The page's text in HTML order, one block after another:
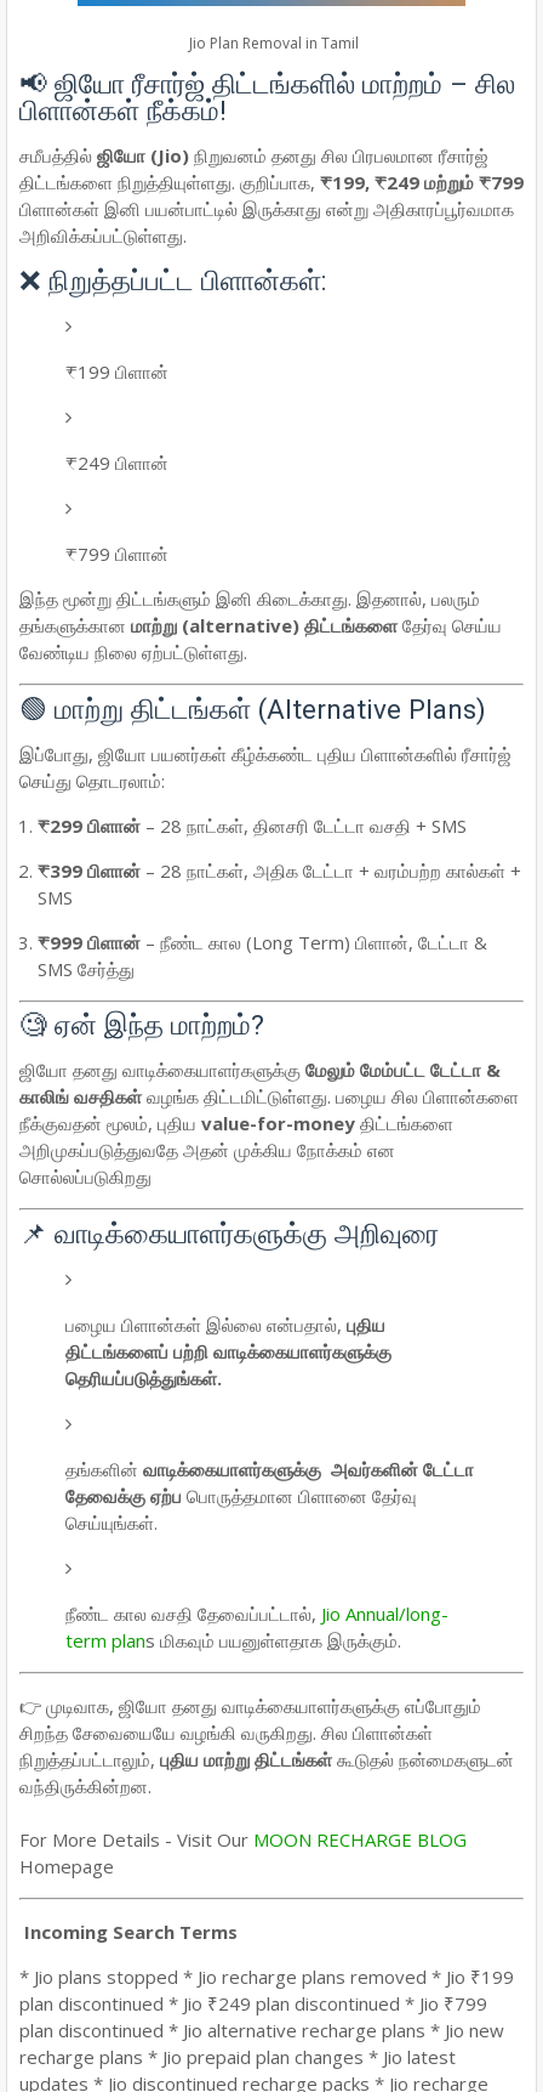
Jio Plan Removal in Tamil
📢 ஜியோ ரீசார்ஜ் திட்டங்களில் மாற்றம் – சில
பிளான்கள் நீக்கம்!
சமீபத்தில் ஜியோ (Jio) நிறுவனம் தனது சில பிரபலமான ரீசார்ஜ்
திட்டங்களை நிறுத்தியுள்ளது. குறிப்பாக, ₹199, ₹249 மற்றும் ₹799
பிளான்கள் இனி பயன்பாட்டில் இருக்காது என்று அதிகாரப்பூர்வமாக
அறிவிக்கப்பட்டுள்ளது.
❌ நிறுத்தப்பட்ட பிளான்கள்:
₹199 பிளான்
₹249 பிளான்
₹799 பிளான்
இந்த மூன்று திட்டங்களும் இனி கிடைக்காது. இதனால், பலரும்
தங்களுக்கான மாற்று (alternative) திட்டங்களைதேர்வு செய்ய
வேண்டிய நிலை ஏற்பட்டுள்ளது.
🟢 மாற்று திட்டங்கள் (Alternative Plans)
இப்போது, ஜியோ பயனர்கள் கீழ்க்கண்ட புதிய பிளான்களில் ரீசார்ஜ்
செய்து தொடரலாம்:
₹299 பிளான் – 28 நாட்கள், தினசரி டேட்டா வசதி + SMS
₹399 பிளான் – 28 நாட்கள், அதிக டேட்டா + வரம்பற்ற கால்கள் +
SMS
₹999 பிளான் – நீண்ட கால (Long Term) பிளான், டேட்டா &
SMS சேர்த்து
🧐 ஏன் இந்த மாற்றம்?
ஜியோ தனது வாடிக்கையாளர்களுக்கு மேலும் மேம்பட்ட டேட்டா &
காலிங் வசதிகள்வழங்க திட்டமிட்டுள்ளது. பழைய சில பிளான்களை
நீக்குவதன் மூலம், புதிய value-for-money திட்டங்களை
அறிமுகப்படுத்துவதே அதன் முக்கிய நோக்கம் என
சொல்லப்படுகிறது
📌 வாடிக்கையாளர்களுக்கு அறிவுரை
பழைய பிளான்கள் இல்லை என்பதால், புதிய
திட்டங்களைப் பற்றி வாடிக்கையாளர்களுக்கு
தெரியப்படுத்துங்கள்.
தங்களின் வாடிக்கையாளர்களுக்கு அவர்களின் டேட்டா
தேவைக்கு ஏற்ப பொருத்தமான பிளானை தேர்வு
செய்யுங்கள்.
நீண்ட கால வசதி தேவைப்பட்டால், Jio Annual/long-
term plans மிகவும் பயனுள்ளதாக இருக்கும்.
👉 முடிவாக, ஜியோ தனது வாடிக்கையாளர்களுக்கு எப்போதும்
சிறந்த சேவையையே வழங்கி வருகிறது. சில பிளான்கள்
நிறுத்தப்பட்டாலும், புதிய மாற்று திட்டங்கள்கூடுதல் நன்மைகளுடன்
வந்திருக்கின்றன.
For More Details - Visit Our MOON RECHARGE BLOG
Homepage
Incoming Search Terms
* Jio plans stopped * Jio recharge plans removed * Jio ₹199
plan discontinued * Jio ₹249 plan discontinued * Jio ₹799
plan discontinued * Jio alternative recharge plans * Jio new
recharge plans * Jio prepaid plan changes * Jio latest
updates * Jio discontinued recharge packs * Jio recharge